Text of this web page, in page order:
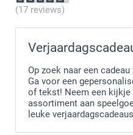
(17 reviews)
Op zoek naar een
Ga voor een
of tekst! Neem een
assortiment aan
leuke